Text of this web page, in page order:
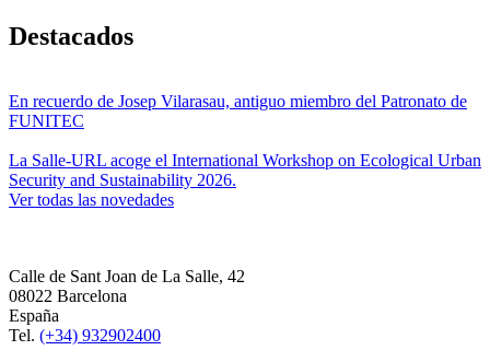
Destacados
En recuerdo de Josep Vilarasau, antiguo miembro del Patronato de
FUNITEC
La Salle-URL acoge el International Workshop on Ecological Urban
Security and Sustainability 2026.
Ver todas las novedades
Calle de Sant Joan de La Salle, 42
08022 Barcelona
España
Tel. (+34) 932902400